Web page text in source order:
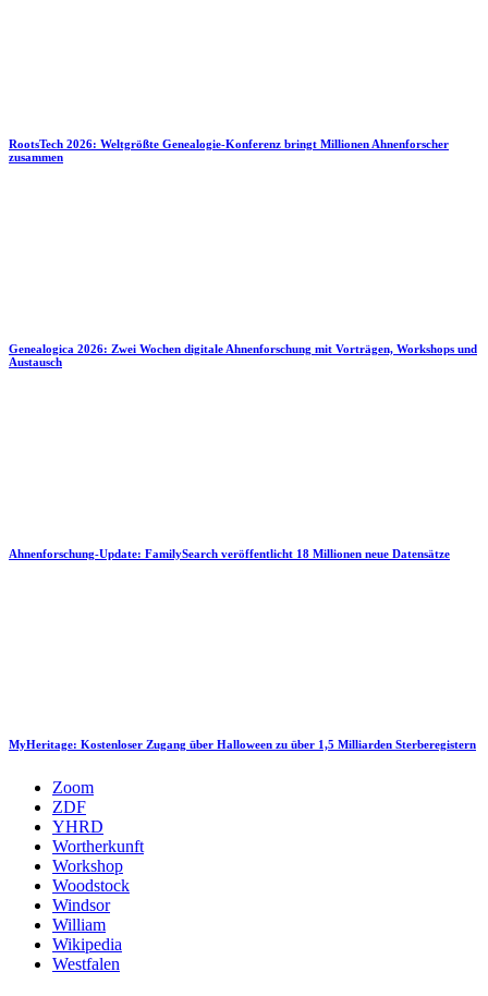
RootsTech 2026: Weltgrößte Genealogie-Konferenz bringt Millionen Ahnenforscher
zusammen
Genealogica 2026: Zwei Wochen digitale Ahnenforschung mit Vorträgen, Workshops und
Austausch
Ahnenforschung-Update: FamilySearch veröffentlicht 18 Millionen neue Datensätze
MyHeritage: Kostenloser Zugang über Halloween zu über 1,5 Milliarden Sterberegistern
Zoom
ZDF
YHRD
Wortherkunft
Workshop
Woodstock
Windsor
William
Wikipedia
Westfalen